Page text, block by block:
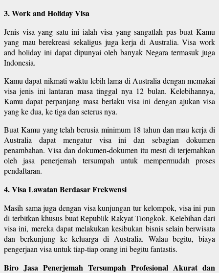
3. Work and Holiday Visa
Jenis visa yang satu ini ialah visa yang sangatlah pas buat Kamu
yang mau berekreasi sekaligus juga kerja di Australia. Visa work
and holiday ini dapat dipunyai oleh banyak Negara termasuk juga
Indonesia.
Kamu dapat nikmati waktu lebih lama di Australia dengan memakai
visa jenis ini lantaran masa tinggal nya 12 bulan. Kelebihannya,
Kamu dapat perpanjang masa berlaku visa ini dengan ajukan visa
yang ke dua, ke tiga dan seterus nya.
Buat Kamu yang telah berusia minimum 18 tahun dan mau kerja di
Australia dapat mengatur visa ini dan sebagian dokumen
penambahan. Visa dan dokumen-dokumen itu mesti di terjemahkan
oleh jasa penerjemah tersumpah untuk mempermudah proses
pendaftaran.
4. Visa Lawatan Berdasar Frekwensi
Masih sama juga dengan visa kunjungan tur kelompok, visa ini pun
di terbitkan khusus buat Republik Rakyat Tiongkok. Kelebihan dari
visa ini, mereka dapat melakukan kesibukan bisnis selain berwisata
dan berkunjung ke keluarga di Australia. Walau begitu, biaya
pengerjaan visa untuk tiap-tiap orang ini begitu fantastis.
Biro Jasa Penerjemah Tersumpah Profesional Akurat dan